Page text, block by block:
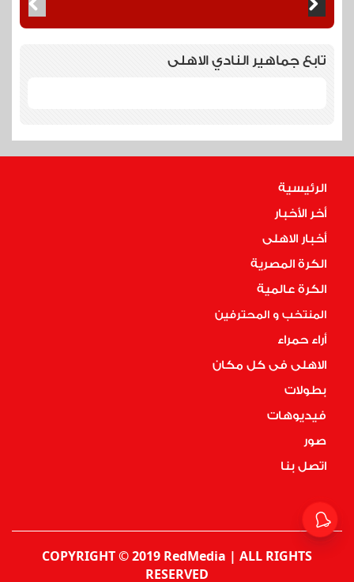
تابع جماهير النادي الاهلى
الرئيسية
أخر الأخبار
أخبار الاهلى
الكرة المصرية
الكرة عالمية
المنتخب و المحترفين
أراء حمراء
الاهلى فى كل مكان
بطولات
فيديوهات
صور
اتصل بنا
COPYRIGHT © 2019 RedMedia | ALL RIGHTS
RESERVED